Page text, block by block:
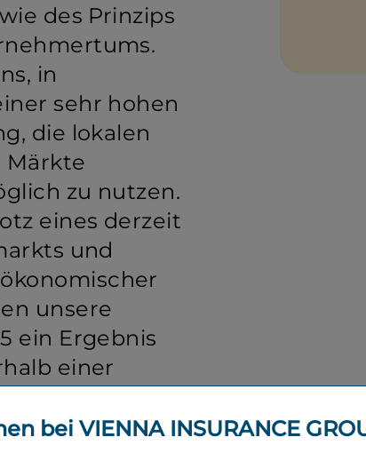
des Prinzips
in
sehr hohen
die lokalen
Märkte
zu nutzen.
eines derzeit
und
unsere
ein Ergebnis
einer
Mio. bis 1
bei VIENNA INSURANCE